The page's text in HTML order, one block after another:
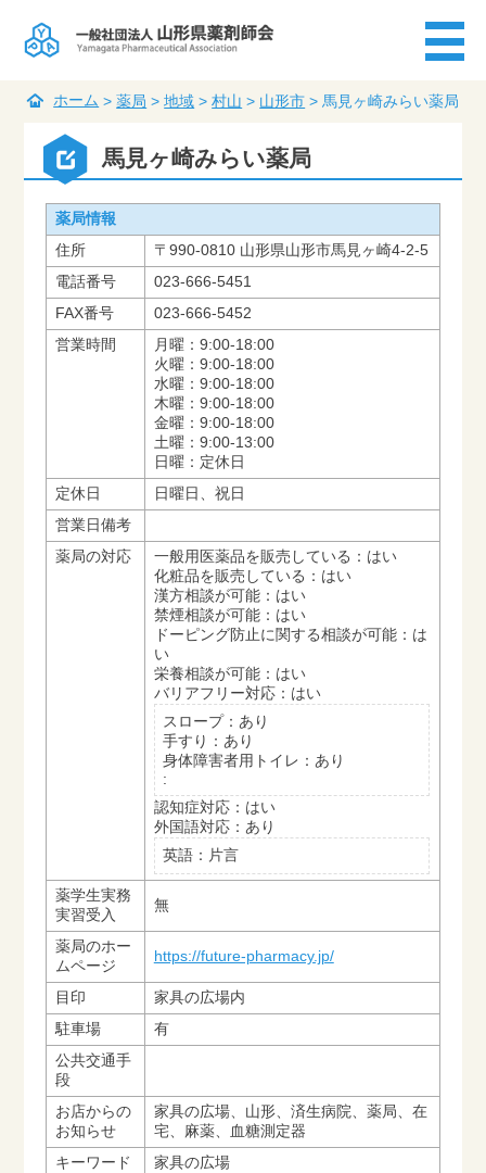
ホーム >薬局 >地域 >村山 > 山形市 > 馬見ヶ崎みらい薬局
馬見ヶ崎みらい薬局
薬局情報
住所
〒990-0810 山形県山形市馬見ヶ崎4-2-5
電話番号
023-666-5451
FAX番号
023-666-5452
営業時間
月曜：9:00-18:00
火曜：9:00-18:00
水曜：9:00-18:00
木曜：9:00-18:00
金曜：9:00-18:00
土曜：9:00-13:00
日曜：定休日
定休日
日曜日、祝日
営業日備考
薬局の対応
一般用医薬品を販売している：はい
化粧品を販売している：はい
漢方相談が可能：はい
禁煙相談が可能：はい
ドーピング防止に関する相談が可能：は
い
栄養相談が可能：はい
バリアフリー対応：はい
スロープ：あり
手すり：あり
身体障害者用トイレ：あり
:
認知症対応：はい
外国語対応：あり
英語：片言
薬学生実務
実習受入
無
薬局のホー
ムページ
https://future-pharmacy.jp/
目印
家具の広場内
駐車場
有
公共交通手
段
お店からの
お知らせ
家具の広場、山形、済生病院、薬局、在
宅、麻薬、血糖測定器
キーワード
家具の広場